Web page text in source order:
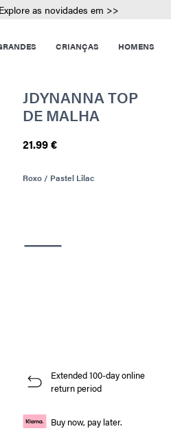
as novidades em >>
CRIANÇAS HOMENS
JDYNANNA TOP
DE MALHA
21.99 €
Roxo / Pastel Lilac
Extended 100-day online
return period
Buy now, pay later.